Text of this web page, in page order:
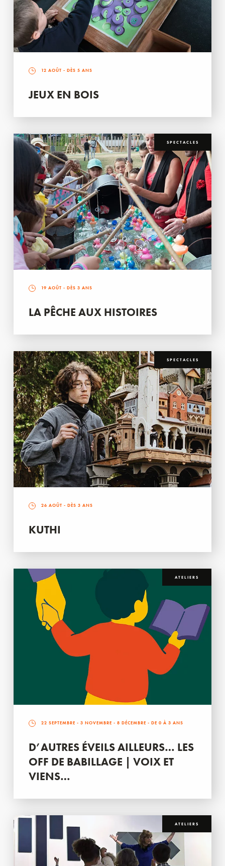
12 AOÛT - DÈS 5 ANS
JEUX EN BOIS
SPECTACLES
19 AOÛT - DÈS 3 ANS
LA PÊCHE AUX HISTOIRES
SPECTACLES
26 AOÛT - DÈS 3 ANS
KUTHI
ATELIERS
22 SEPTEMBRE - 3 NOVEMBRE - 8 DÉCEMBRE - DE 0 À 3 ANS
D’AUTRES ÉVEILS AILLEURS… LES
OFF DE BABILLAGE | VOIX ET
VIENS…
ATELIERS